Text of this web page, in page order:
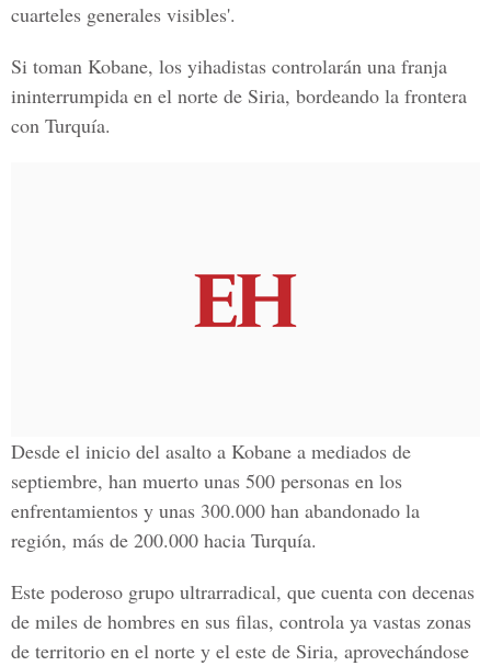
cuarteles generales visibles'.
Si toman Kobane, los yihadistas controlarán una franja
ininterrumpida en el norte de Siria, bordeando la frontera
con Turquía.
Desde el inicio del asalto a Kobane a mediados de
septiembre, han muerto unas 500 personas en los
enfrentamientos y unas 300.000 han abandonado la
región, más de 200.000 hacia Turquía.
Este poderoso grupo ultrarradical, que cuenta con decenas
de miles de hombres en sus filas, controla ya vastas zonas
de territorio en el norte y el este de Siria, aprovechándose